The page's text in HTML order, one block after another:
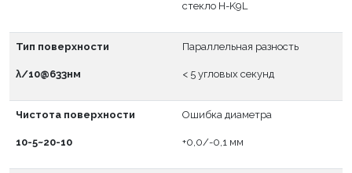
стекло H-K9L
Тип поверхности
λ/10@633нм
Параллельная разность
< 5 угловых секунд
Чистота поверхности
10-5~20-10
Ошибка диаметра
+0,0/-0,1 мм